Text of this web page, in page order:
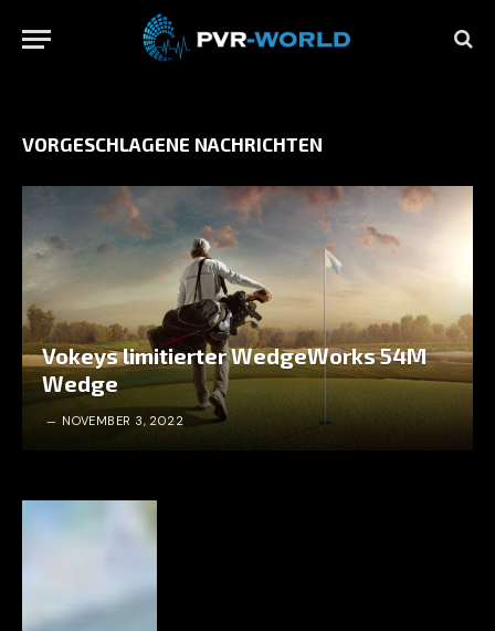
VORGESCHLAGENE NACHRICHTEN
Vokeys limitierter WedgeWorks 54M
Wedge
NOVEMBER 3, 2022